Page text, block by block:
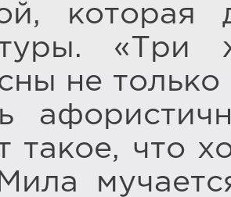
«Три
не
такое, что